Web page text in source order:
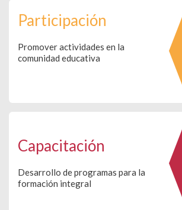
Participación
Promover actividades en la
comunidad educativa
Capacitación
Desarrollo de programas para la
formación integral